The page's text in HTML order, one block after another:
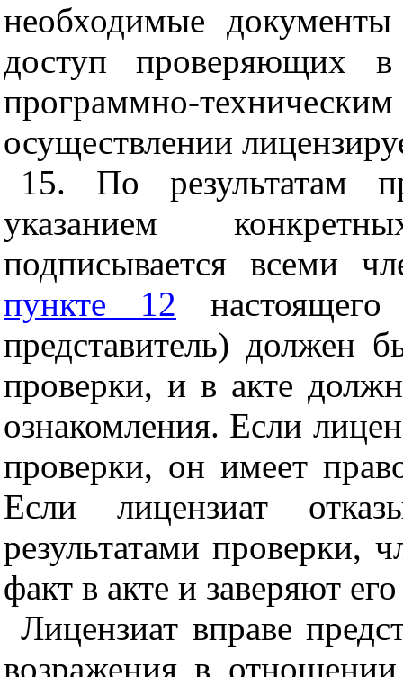
необходимые
доступ проверяющих
программно-
осуществлении
15. По результатам
указанием
подписывается всеми
пункте 12
представитель) должен
проверки, и в акте
ознакомления. Если
проверки, он имеет
Если лицензиат
результатами проверки,
факт в акте и заверяют
Лицензиат вправе
возражения в